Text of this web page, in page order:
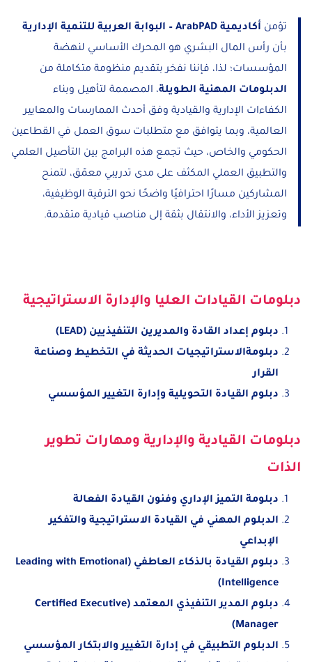
تؤمن أكاديمية ArabPAD – البوابة العربية للتنمية الإدارية
بأن رأس المال البشري هو المحرك الأساسي لنهضة
المؤسسات؛ لذا، فإننا نفخر بتقديم منظومة متكاملة من
الدبلومات المهنية الطويلة، المصممة لتأهيل وبناء
الكفاءات الإدارية والقيادية وفق أحدث الممارسات والمعايير
العالمية، وبما يتوافق مع متطلبات سوق العمل في القطاعين
الحكومي والخاص، حيث تجمع هذه البرامج بين التأصيل العلمي
والتطبيق العملي المكثف على مدى تدريبي معمّق، لتمنح
المشاركين مسارًا احترافيًا واضحًا نحو الترقية الوظيفية،
وتعزيز الأداء، والانتقال بثقة إلى مناصب قيادية متقدمة.
دبلومات القيادات العليا والإدارة الاستراتيجية
دبلوم إعداد القادة والمديرين التنفيذيين (LEAD)
دبلومةالاستراتيجيات الحديثة في التخطيط وصناعة
القرار
دبلوم القيادة التحويلية وإدارة التغيير المؤسسي
دبلومات القيادية والإدارية ومهارات تطوير
الذات
دبلومة التميز الإداري وفنون القيادة الفعالة
الدبلوم المهني في القيادة الاستراتيجية والتفكير
الإبداعي
دبلوم القيادة بالذكاء العاطفي (Leading with Emotional
Intelligence)
دبلوم المدير التنفيذي المعتمد (Certified Executive
Manager)
الدبلوم التطبيقي في إدارة التغيير والابتكار المؤسسي